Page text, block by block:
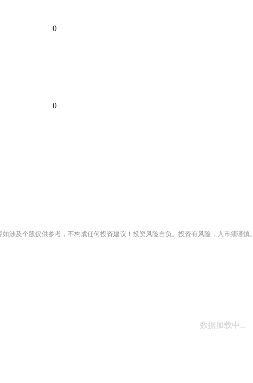
0
0
如涉及个股仅供参考，不构成任何投资建议！投资风险自负。投资有风险，入市须谨慎。
数据加载中...